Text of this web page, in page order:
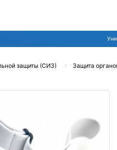
защиты (СИЗ) Защита